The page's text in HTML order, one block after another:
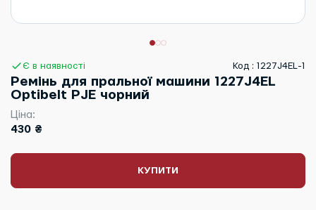
Є в наявності Код : 1227J4EL-1
Ремінь для пральної машини 1227J4EL
Optibelt PJE чорний
Ціна:
430 ₴
КУПИТИ